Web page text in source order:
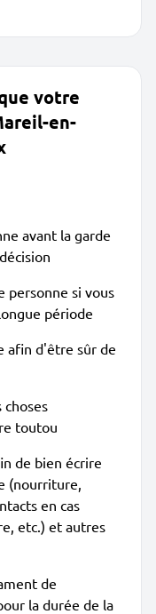
votre
en-
avant la garde
personne si vous
période
afin d'être sûr de
choses
toutou
de bien écrire
(nourriture,
en cas
etc.) et autres
de
la durée de la